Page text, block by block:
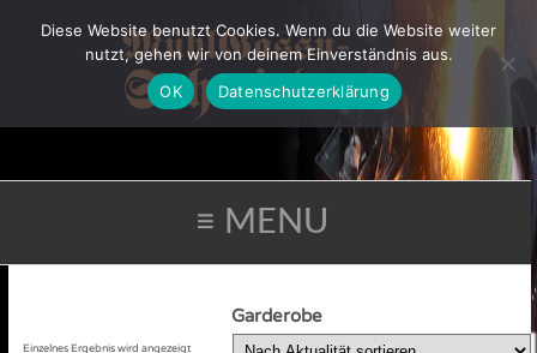
≡ MENU
Garderobe
Einzelnes Ergebnis wird angezeigt
Diese Website benutzt Cookies. Wenn du die Website weiter
nutzt, gehen wir von deinem Einverständnis aus.
OK
Datenschutzerklärung